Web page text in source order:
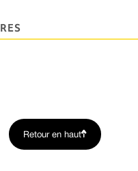
Retour en haut